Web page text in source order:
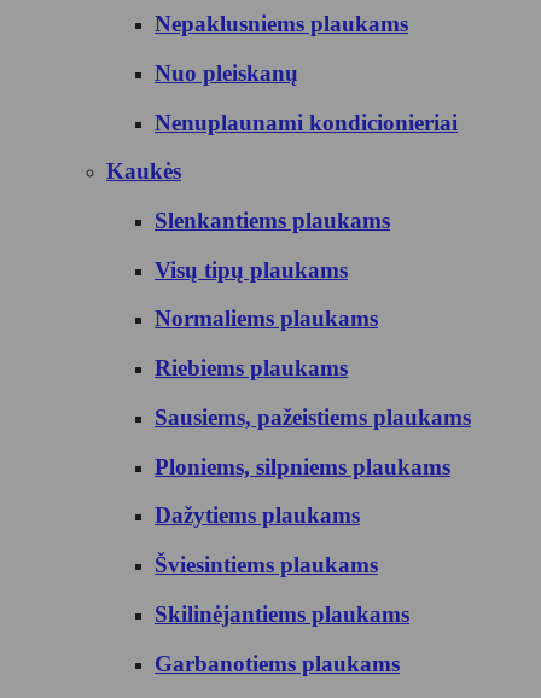
Nepaklusniems plaukams
Nuo pleiskanų
Nenuplaunami kondicionieriai
Kaukės
Slenkantiems plaukams
Visų tipų plaukams
Normaliems plaukams
Riebiems plaukams
Sausiems, pažeistiems plaukams
Ploniems, silpniems plaukams
Dažytiems plaukams
Šviesintiems plaukams
Skilinėjantiems plaukams
Garbanotiems plaukams